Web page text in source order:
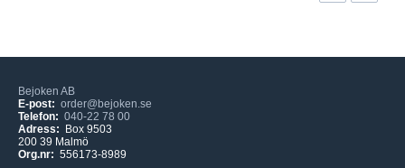
Bejoken AB
E-post: order@bejoken.se
Telefon: 040-22 78 00
Adress: Box 9503
200 39 Malmö
Org.nr: 556173-8989